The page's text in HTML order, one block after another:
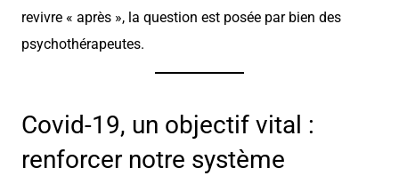
revivre « après », la question est posée par bien des
psychothérapeutes.
Covid-19, un objectif vital :
renforcer notre système